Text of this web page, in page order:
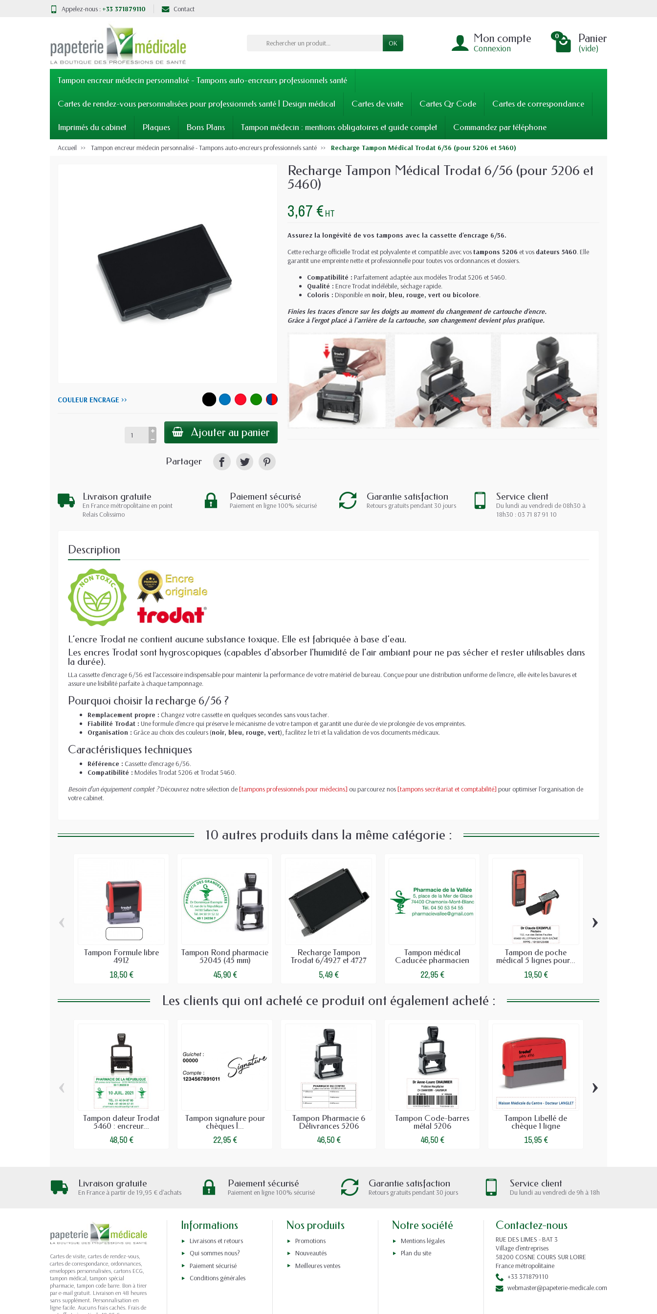
Appelez-nous : +33 371879110 Contact
OK Mon compte
Connexion
0 Panier
(vide)
Tampon encreur médecin personnalisé - Tampons auto-encreurs professionnels santé
Cartes de rendez-vous personnalisées pour professionnels santé | Design médical Cartes de visite Cartes Qr Code Cartes de correspondance
Imprimés du cabinet Plaques Bons Plans Tampon médecin : mentions obligatoires et guide complet Commandez par téléphone
Accueil Tampon encreur médecin personnalisé - Tampons auto-encreurs professionnels santé Recharge Tampon Médical Trodat 6/56 (pour 5206 et 5460)
COULEUR ENCRAGE >>
Ajouter au panier
Partager
Recharge Tampon Médical Trodat 6/56 (pour 5206 et
5460)
3,67 € HT
Assurez la longévité de vos tampons avec la cassette d'encrage 6/56.
Cette recharge officielle Trodat est polyvalente et compatible avec vostampons 5206 et vos dateurs 5460. Elle
garantit une empreinte nette et professionnelle pour toutes vos ordonnances et dossiers.
Compatibilité : Parfaitement adaptée aux modèles Trodat 5206 et 5460.
Qualité : Encre Trodat indélébile, séchage rapide.
Coloris : Disponible en noir, bleu, rouge, vert ou bicolore.
Finies les traces d'encre sur les doigts au moment du changement de cartouche d'encre.
Grâce à l'ergot placé à l'arrière de la cartouche, son changement devient plus pratique.
Livraison gratuite
En France métropolitaine en point
Relais Colissimo
Paiement sécurisé
Paiement en ligne 100% sécurisé
Garantie satisfaction
Retours gratuits pendant 30 jours
Service client
Du lundi au vendredi de 08h30 à
18h30 : 03 71 87 91 10
Description
L’encre Trodat ne contient aucune substance toxique. Elle est fabriquée à base d’eau.
Les encres Trodat sont hygroscopiques (capables d'absorber l'humidité de l'air ambiant pour ne pas sécher et rester utilisables dans
la durée).
LLa cassette d'encrage 6/56 est l'accessoire indispensable pour maintenir la performance de votre matériel de bureau. Conçue pour une distribution uniforme de l'encre, elle évite les bavures et
assure une lisibilité parfaite à chaque tamponnage.
Pourquoi choisir la recharge 6/56 ?
Remplacement propre : Changez votre cassette en quelques secondes sans vous tacher.
Fiabilité Trodat : Une formule d'encre qui préserve le mécanisme de votre tampon et garantit une durée de vie prolongée de vos empreintes.
Organisation : Grâce au choix des couleurs (noir, bleu, rouge, vert), facilitez le tri et la validation de vos documents médicaux.
Caractéristiques techniques
Référence : Cassette d'encrage 6/56.
Compatibilité : Modèles Trodat 5206 et Trodat 5460.
Besoin d'un équipement complet ?Découvrez notre sélection de[tampons professionnels pour médecins] ou parcourez nos[tampons secrétariat et comptabilité] pour optimiser l'organisation de
votre cabinet.
10 autres produits dans la même catégorie :
Tampon Formule libre
4912
18,50 €
Tampon Rond pharmacie
52045 (45 mm)
45,90 €
Recharge Tampon
Trodat 6/4927 et 4727
5,49 €
Tampon médical
Caducée pharmacien
22,95 €
Tampon de poche
médical 5 lignes pour...
19,50 €
‹ ›
Les clients qui ont acheté ce produit ont également acheté :
Tampon dateur Trodat
5460 : encreur...
48,50 €
Tampon signature pour
chèques |...
22,95 €
Tampon Pharmacie 6
Délivrances 5206
46,50 €
Tampon Code-barres
métal 5206
46,50 €
Tampon Libellé de
chèque 1 ligne
15,95 €
‹ ›
Livraison gratuite
En France à partir de 19,95 € d'achats
Paiement sécurisé
Paiement en ligne 100% sécurisé
Garantie satisfaction
Retours gratuits pendant 30 jours
Service client
Du lundi au vendredi de 9h à 18h
Cartes de visite, cartes de rendez-vous,
cartes de correspondance, ordonnances,
enveloppes personnalisées, cartons ECG,
tampon médical, tampon spécial
pharmacie, tampon code barre. Bon à tirer
par e-mail gratuit. Livraison en 48 heures
sans supplément. Personnalisation en
ligne facile. Aucuns frais cachés. Frais de
Informations
Livraisons et retours
Qui sommes nous?
Paiement sécurisé
Conditions générales
Nos produits
Promotions
Nouveautés
Meilleures ventes
Notre société
Mentions légales
Plan du site
Contactez-nous
RUE DES LIMES - BAT 3
Village d'entreprises
58200 COSNE COURS SUR LOIRE
France métropolitaine
+33 371879110
webmaster@papeterie-medicale.com